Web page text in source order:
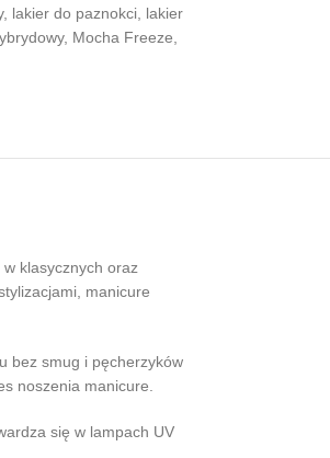
, lakier do paznokci, lakier
, Mocha Freeze
klasycznych oraz
manicure
bez smug i pęcherzyków
noszenia manicure.
się w lampach UV